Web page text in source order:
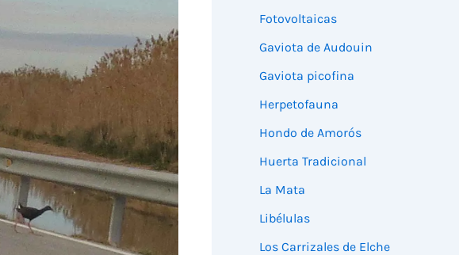
Fotovoltaicas
Gaviota de Audouin
Gaviota picofina
Herpetofauna
Hondo de Amorós
Huerta Tradicional
La Mata
Libélulas
Los Carrizales de Elche